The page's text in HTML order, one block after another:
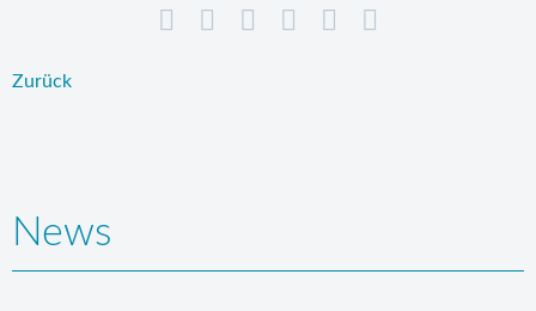
Zurück
News